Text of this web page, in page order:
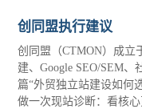
创同盟执行建议
创同盟（CTMON）成立
建、Google SEO/SEM、
篇“外贸独立站建设如何
做一次现站诊断：看核